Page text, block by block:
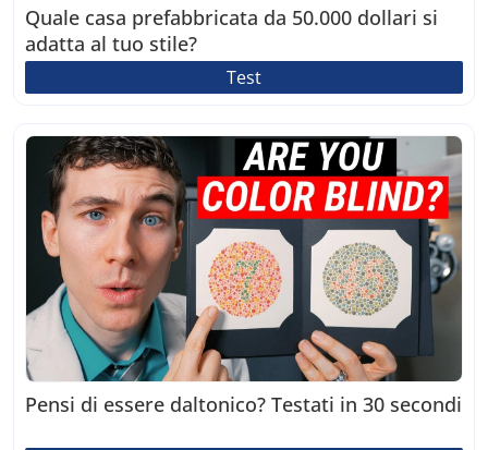
Quale casa prefabbricata da 50.000 dollari si
adatta al tuo stile?
Test
Pensi di essere daltonico? Testati in 30 secondi